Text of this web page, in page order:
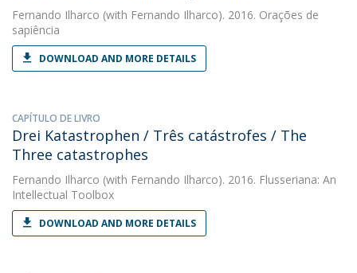
Fernando Ilharco (with Fernando Ilharco). 2016. Orações de
sapiência
DOWNLOAD AND MORE DETAILS
CAPÍTULO DE LIVRO
Drei Katastrophen / Três catástrofes / The
Three catastrophes
Fernando Ilharco (with Fernando Ilharco). 2016. Flusseriana: An
Intellectual Toolbox
DOWNLOAD AND MORE DETAILS